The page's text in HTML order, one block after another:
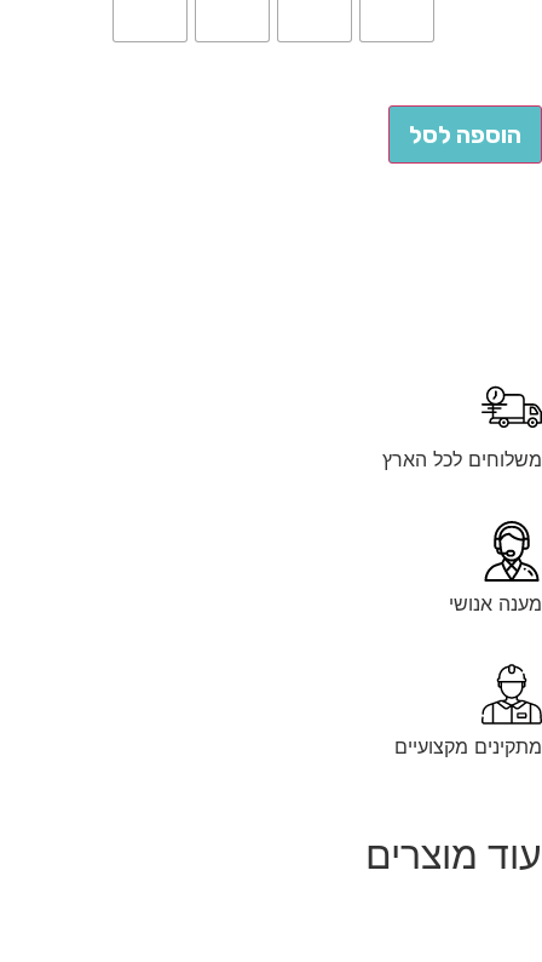
הוספה לסל
לכל הארץ
אנושי
מקצועיים
מוצרים